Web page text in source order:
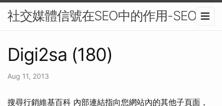
社交媒體信號在SEO中的作用-SEO
Digi2sa (180)
Aug 11, 2013
搜尋行銷維基百科 內部連結指向您網站內的其他子頁面，